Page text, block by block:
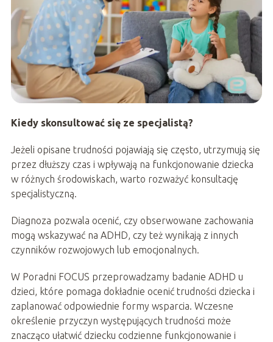
Kiedy skonsultować się ze specjalistą?
Jeżeli opisane trudności pojawiają się często, utrzymują się
przez dłuższy czas i wpływają na funkcjonowanie dziecka
w różnych środowiskach, warto rozważyć konsultację
specjalistyczną.
Diagnoza pozwala ocenić, czy obserwowane zachowania
mogą wskazywać na ADHD, czy też wynikają z innych
czynników rozwojowych lub emocjonalnych.
W Poradni FOCUS przeprowadzamy badanie ADHD u
dzieci, które pomaga dokładnie ocenić trudności dziecka i
zaplanować odpowiednie formy wsparcia. Wczesne
określenie przyczyn występujących trudności może
znacząco ułatwić dziecku codzienne funkcjonowanie i